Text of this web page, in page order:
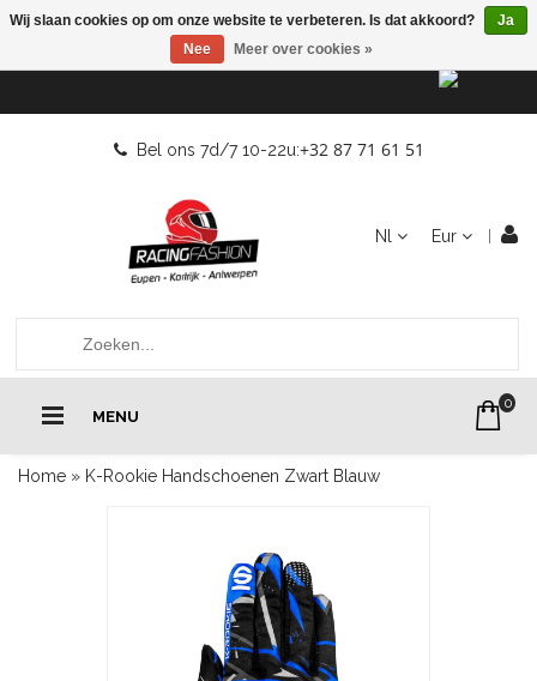
Bel ons 7d/7 10-22u:+32 87 71 61 51
Nl Eur
MENU
0
Home » K-Rookie Handschoenen Zwart Blauw
Wij slaan cookies op om onze website te verbeteren. Is dat akkoord?
Ja
Nee
Meer over cookies »